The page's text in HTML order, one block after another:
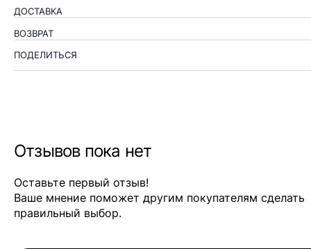
ДОСТАВКА
ВОЗВРАТ
ПОДЕЛИТЬСЯ
Отзывов пока нет
Оставьте первый отзыв!
Ваше мнение поможет другим покупателям сделать
правильный выбор.